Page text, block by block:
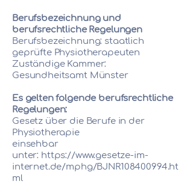
Berufsbezeichnung und
berufsrechtliche Regelungen
Berufsbezeichnung: staatlich
geprüfte Physiotherapeuten
Zuständige Kammer:
Gesundheitsamt Münster
Es gelten folgende berufsrechtliche
Regelungen:
Gesetz über die Berufe in der
Physiotherapie
einsehbar
unter: https://www.gesetze-im-
internet.de/mphg/BJNR108400994.ht
ml